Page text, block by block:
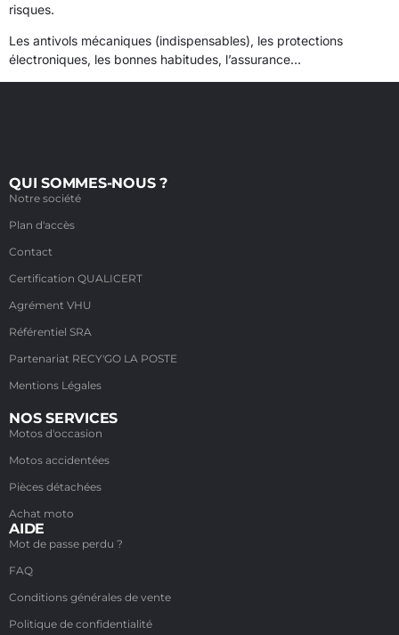
risques.
Les antivols mécaniques (indispensables), les protections
électroniques, les bonnes habitudes, l’assurance…
QUI SOMMES-NOUS ?
Notre société
Plan d'accès
Contact
Certification QUALICERT
Agrément VHU
Référentiel SRA
Partenariat RECY'GO LA POSTE
Mentions Légales
NOS SERVICES
Motos d'occasion
Motos accidentées
Pièces détachées
Achat moto
AIDE
Mot de passe perdu ?
FAQ
Conditions générales de vente
Politique de confidentialité